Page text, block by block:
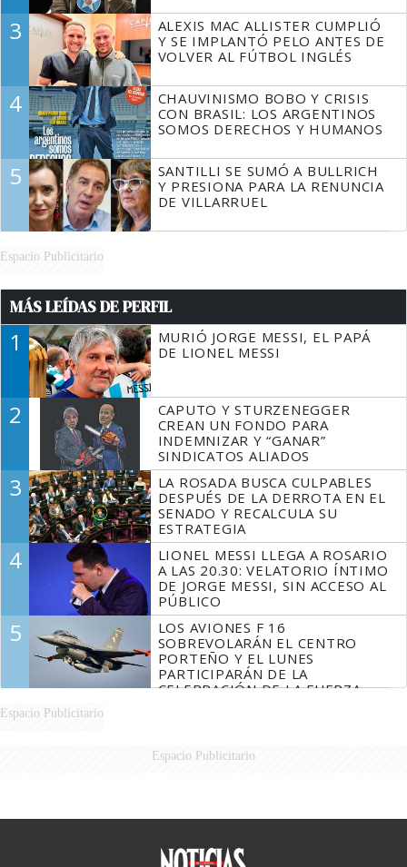
3
ALEXIS MAC ALLISTER CUMPLIÓ
Y SE IMPLANTÓ PELO ANTES DE
VOLVER AL FÚTBOL INGLÉS
4
CHAUVINISMO BOBO Y CRISIS
CON BRASIL: LOS ARGENTINOS
SOMOS DERECHOS Y HUMANOS
5
SANTILLI SE SUMÓ A BULLRICH
Y PRESIONA PARA LA RENUNCIA
DE VILLARRUEL
Espacio Publicitario
MÁS LEÍDAS DE PERFIL
1
MURIÓ JORGE MESSI, EL PAPÁ
DE LIONEL MESSI
2
CAPUTO Y STURZENEGGER
CREAN UN FONDO PARA
INDEMNIZAR Y “GANAR”
SINDICATOS ALIADOS
3
LA ROSADA BUSCA CULPABLES
DESPUÉS DE LA DERROTA EN EL
SENADO Y RECALCULA SU
ESTRATEGIA
4
LIONEL MESSI LLEGA A ROSARIO
A LAS 20.30: VELATORIO ÍNTIMO
DE JORGE MESSI, SIN ACCESO AL
PÚBLICO
5
LOS AVIONES F 16
SOBREVOLARÁN EL CENTRO
PORTEÑO Y EL LUNES
PARTICIPARÁN DE LA
CELEBRACIÓN DE LA FUERZA
Espacio Publicitario
Espacio Publicitario